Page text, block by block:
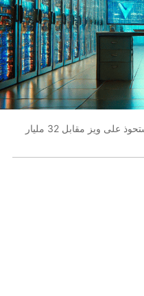
غوغل تعزز أمنها السحابي.. ألفابت تستحوذ على ويز مقابل 32 مليار